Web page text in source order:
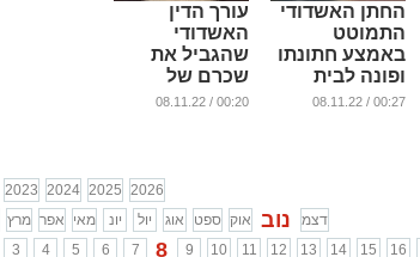
החתן האשדודי
התמוטט
באמצע חתונתו
ופונה לבית
החולים (וידאו)
00:27 / 08.11.22
עורך הדין
האשדודי
שהגביל את
שכרם של
עמיתיו עורכי
00:20 / 08.11.22
2023 2024 2025 2026
מרץ אפר מאי יונ יול אוג ספט אוק נוב
דצמ
3 4 5 6 7 8 9 10 11 12 13 14 15 16